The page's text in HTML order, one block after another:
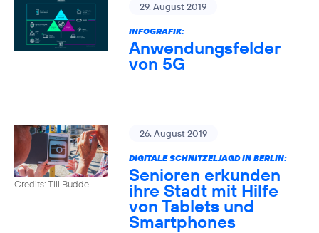
29. August 2019
INFOGRAFIK:
Anwendungsfelder
von 5G
Credits: Till Budde
26. August 2019
DIGITALE SCHNITZELJAGD IN BERLIN:
Senioren erkunden
ihre Stadt mit Hilfe
von Tablets und
Smartphones